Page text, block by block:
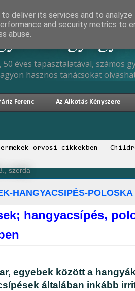
éves tapasztalatával, számos
hasznos tanácsokat
Ferenc Az Alkotás Kényszere
orvosi cikkekben -
szerda
HANGYACSIPÉS-
hangyacsípés,
egyebek között a
általában inkább
deliver its services and to
and security metrics to
abuse.